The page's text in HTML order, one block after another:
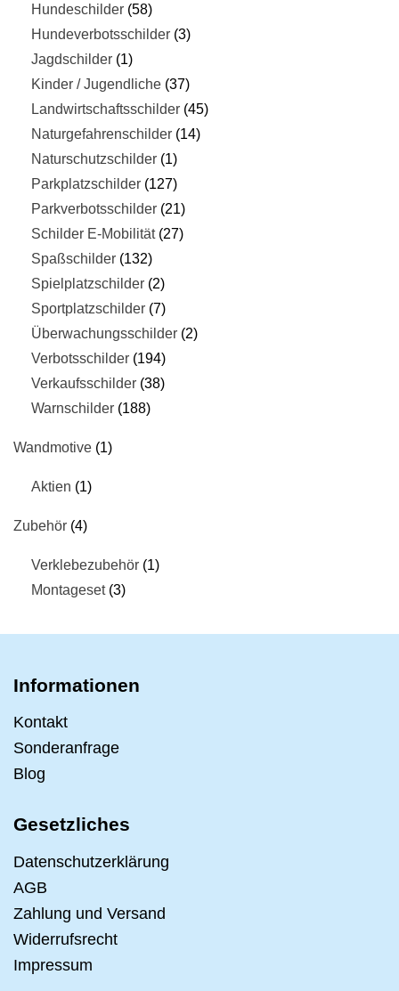
Hundeschilder 58
Hundeverbotsschilder 3
Jagdschilder 1
Kinder / Jugendliche 37
Landwirtschaftsschilder 45
Naturgefahrenschilder 14
Naturschutzschilder 1
Parkplatzschilder 127
Parkverbotsschilder 21
Schilder E-Mobilität 27
Spaßschilder 132
Spielplatzschilder 2
Sportplatzschilder 7
Überwachungsschilder 2
Verbotsschilder 194
Verkaufsschilder 38
Warnschilder 188
Wandmotive 1
Aktien 1
Zubehör 4
Verklebezubehör 1
Montageset 3
Informationen
Kontakt
Sonderanfrage
Blog
Gesetzliches
Datenschutzerklärung
AGB
Zahlung und Versand
Widerrufsrecht
Impressum